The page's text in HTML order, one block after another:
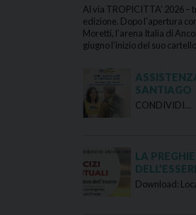
Al via TROPICITTA’ 2026 –
edizione. Dopo l’apertura
Moretti, l’arena Italia di
giugno l’inizio del suo
SANTIAGO
CONDIVIDI…
LA
Download: